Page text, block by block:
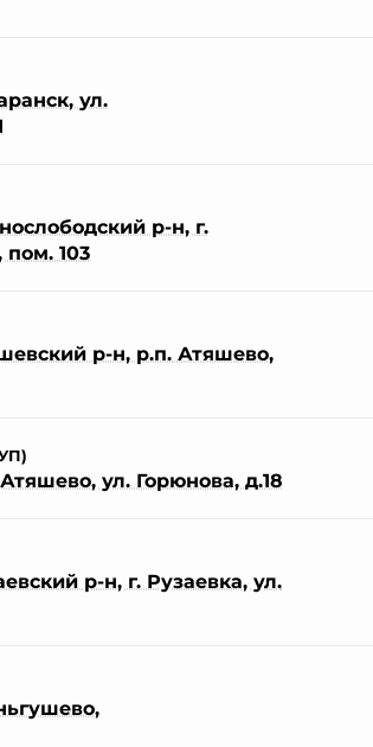
ул.
р-н, г.
пом. 103
р-н, р.п. Атяшево,
ул. Горюнова, д.18
р-н, г. Рузаевка, ул.